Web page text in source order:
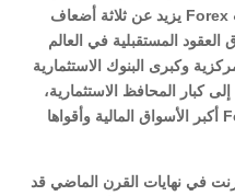
أي أن حجم التداول في سوق العملات Forex يزيد عن ثلاثة أضعاف
المستقبلية في العالم
وكبرى البنوك الاستثمارية
كبار المحافظ الاستثمارية،
مما أدى إلى كَوْن سوق العملات Forex أكبر الأسواق المالية وأقواها
في نهايات القرن الماضي قد